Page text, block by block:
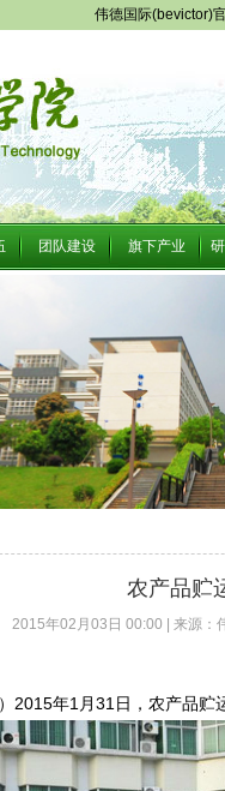
伟德国际(bevictor)
团队建设 旗下产业
农产品贮
2015年02月03日 00:00 | 来源：
）2015年1月31日，农产品